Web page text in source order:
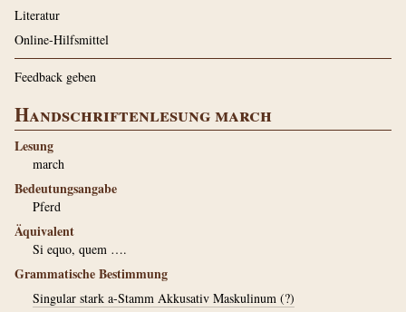
Literatur
Online-Hilfsmittel
Feedback geben
Handschriftenlesung march
Lesung
march
Bedeutungsangabe
Pferd
Äquivalent
Si equo, quem ….
Grammatische Bestimmung
Singular stark a-Stamm Akkusativ Maskulinum (?)